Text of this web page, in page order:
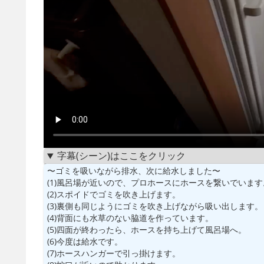
字幕(シーン)はここをクリック
〜ゴミを吸いながら排水、次に給水しました〜
(1)風呂場が近いので、プロホースにホースを繋いでいま
(2)スポイドでゴミを吹き上げます。
(3)裏側も同じようにゴミを吹き上げながら吸い出します。
(4)背面にも水草のない脇道を作っています。
(5)四面が終わったら、ホースを持ち上げて風呂場へ。
(6)今度は給水です。
(7)ホースハンガーで引っ掛けます。